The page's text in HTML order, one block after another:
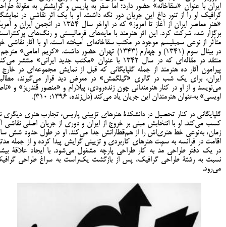
ایران با عنوان «سقاخانه» حضور دارد؛ اما سفر به پاریس و گرایشش به مقولۀ
گرافیک او را از تنور داغ این جریان دور نگه داشت. او با یک اثر نقاشی در
«هنر معاصر ایران از آغاز تا امروز» که در اواخر سال 1354 در انجمن ایران
برگزار شد، شرکت کرد. این اثر هنرمند با مایه‌های فرمالیستی و رنگ‌های
متأثر از نوعی سمبلیسم موجود در مکتب سقاخانه‌ای آمیخته است. او با آثار نقاشی
در بینال‌ سوم (1341) و چهارم (1343) تهران حضور داشت. «کریم امامی»
منتقد در مقاله‌ای که در سال 1342 با عنوان «مکتب جدید ایرانی» منتشر
پیرامون آثار ده هنرمند از جمله گلپایگانی که قبل از نمایش مجموعه‌ای در خارج
ایران، برای یک شب در گالری «گیلگمش» در معرض دید قرار می‌گیرند،
می‌نویسد و از او در کنار هنرمندانی چون زنده‌رودی، پیلارام و «منصور قندریز» و
اویسی» به‌عنوان هنرمندان این جریان یاد می‌کند (دل‌زنده، 1396: 310).
گلپایگانی در کنار تحصیل در دانشکدۀ هنرهای تزیینی پاریس، تجارب هنری دیگری
کسب می‌کند. او با انتخابش مبنی بر خروج از ایران و دوری از جریان اصلی نقاشی
زمان، به‌نوعی خط هنری‌اش را از هم‌قطارانش جدا می‌کند. او در طول حدود شش
اقامت در فرانسه به سمت هنرهای کاربردی و تزیینی گرایش پیدا کرده و از جمله
در یک دفتر طراحی مُد به کار طراحی پارچه مشغول می‌شود. با ایجاد علاقۀ
نسبت به رشتۀ طراحی گرافیک، پس از بازگشت یک‌راست به سراغ طراحی
می‌رود.